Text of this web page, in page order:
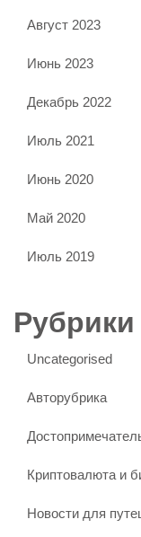
Август 2023
Июнь 2023
Декабрь 2022
Июль 2021
Июнь 2020
Май 2020
Июль 2019
Рубрики
Uncategorised
Авторубрика
Криптовалюта и
Новости для